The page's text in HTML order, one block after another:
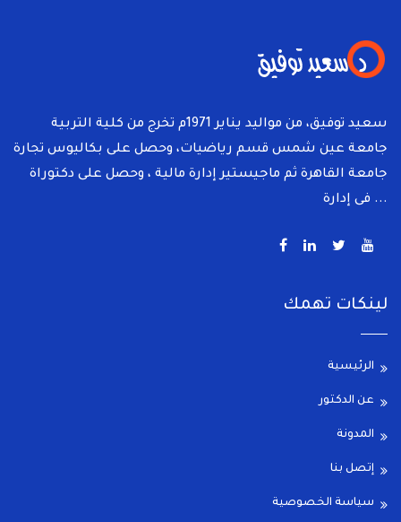
سعيد توفيق، من مواليد يناير 1971م تخرج من كلية التربية
جامعة عين شمس قسم رياضيات، وحصل على بكاليوس تجارة
جامعة القاهرة ثم ماجيستير إدارة مالية ، وحصل على دكتوراة
فى إدارة ...
لينكات تهمك
الرئيسية
عن الدكتور
المدونة
إتصل بنا
سياسة الخصوصية